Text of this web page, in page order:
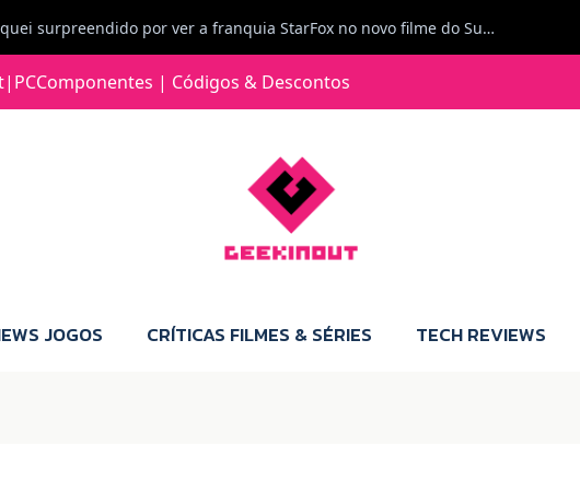
Jorge Loureiro | Fearme diz: A versão da Switch 2 tem censura... mas também não perdes muito.
| PCComponentes | Códigos & Descontos
JOGOS CRÍTICAS FILMES & SÉRIES TECH REVIEWS